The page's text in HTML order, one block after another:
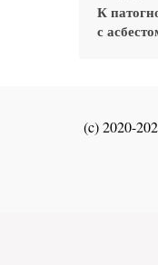
К
с
(c) 2020-